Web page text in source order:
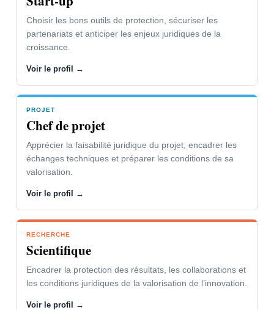
Choisir les bons outils de protection, sécuriser les
partenariats et anticiper les enjeux juridiques de la
croissance.
Voir le profil →
PROJET
Chef de projet
Apprécier la faisabilité juridique du projet, encadrer les
échanges techniques et préparer les conditions de sa
valorisation.
Voir le profil →
RECHERCHE
Scientifique
Encadrer la protection des résultats, les collaborations et
les conditions juridiques de la valorisation de l’innovation.
Voir le profil →